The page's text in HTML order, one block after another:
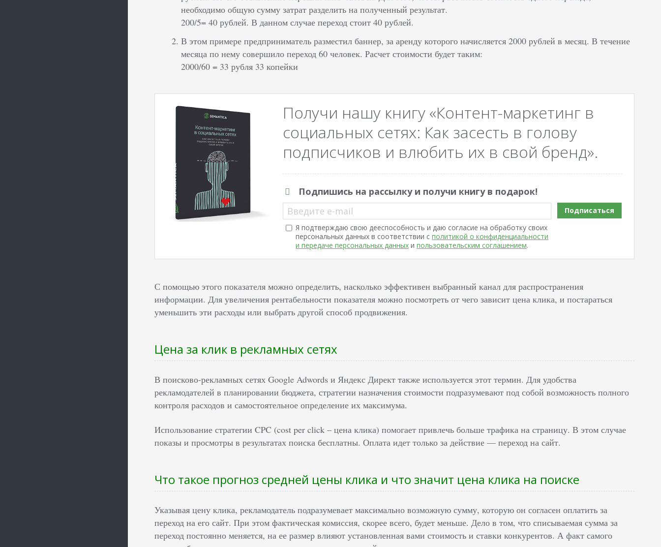
необходимо общую сумму затрат разделить на полученный результат.
200/5= 40 рублей. В данном случае переход стоит 40 рублей.
В этом примере предприниматель разместил баннер, за аренду которого начисляется 2000 рублей в месяц. В течение
месяца по нему совершило переход 60 человек. Расчет стоимости будет таким:
2000/60 = 33 рубля 33 копейки
Получи нашу книгу «Контент-маркетинг в
социальных сетях: Как засесть в голову
подписчиков и влюбить их в свой бренд».
Подпишись на рассылку и получи книгу в подарок!
Введите e-mail
Я подтверждаю свою дееспособность и даю согласие на обработку своих
персональных данных в соответствии сполитикой о конфиденциальности
и передаче персональных данных ипользовательским соглашением.
Подписаться
С помощью этого показателя можно определить, насколько эффективен выбранный канал для распространения
информации. Для увеличения рентабельности показателя можно посмотреть от чего зависит цена клика, и постараться
уменьшить эти расходы или выбрать другой способ продвижения.
Цена за клик в рекламных сетях
В поисково-рекламных сетях Google Adwords и Яндекс Директ также используется этот термин. Для удобства
рекламодателей в планировании бюджета, стратегии назначения стоимости подразумевают под собой возможность полного
контроля расходов и самостоятельное определение их максимума.
Использование стратегии CPC (cost per click – цена клика) помогает привлечь больше трафика на страницу. В этом случае
показы и просмотры в результатах поиска бесплатны. Оплата идет только за действие — переход на сайт.
Что такое прогноз средней цены клика и что значит цена клика на поиске
Указывая цену клика, рекламодатель подразумевает максимально возможную сумму, которую он согласен оплатить за
переход на его сайт. При этом фактическая комиссия, скорее всего, будет меньше. Дело в том, что списываемая сумма за
переход постоянно меняется, на ее размер влияют установленная вами стоимость и ставки конкурентов. А факт самого